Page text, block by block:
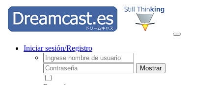
Iniciar sesión/Registro
Mostrar